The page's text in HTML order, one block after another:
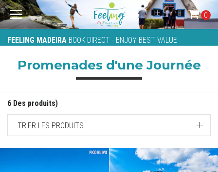
FEELING MADEIRA BOOK DIRECT - ENJOY BEST VALUE
0
Promenades d'une Journée
6 Des produits)
TRIER LES PRODUITS